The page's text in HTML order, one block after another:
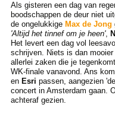
Als gisteren een dag van
boodschappen de deur niet
de ongelukkige Max de Jong
'Altijd het tinnef om je heen',
Het levert een dag vol
schrijven. Niets is dan
allerlei zaken die je
WK-finale vanavond. Ans
enEsri passen, aangezien
concert in Amsterdam gaan.
achteraf gezien.